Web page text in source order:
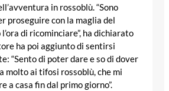
in rossoblù. “Sono
proseguire con la maglia del
di ricominciare”, ha dichiarato
ha poi aggiunto di sentirsi
“Sento di poter dare e so di dover
molto ai tifosi rossoblù, che mi
a casa fin dal primo giorno”.